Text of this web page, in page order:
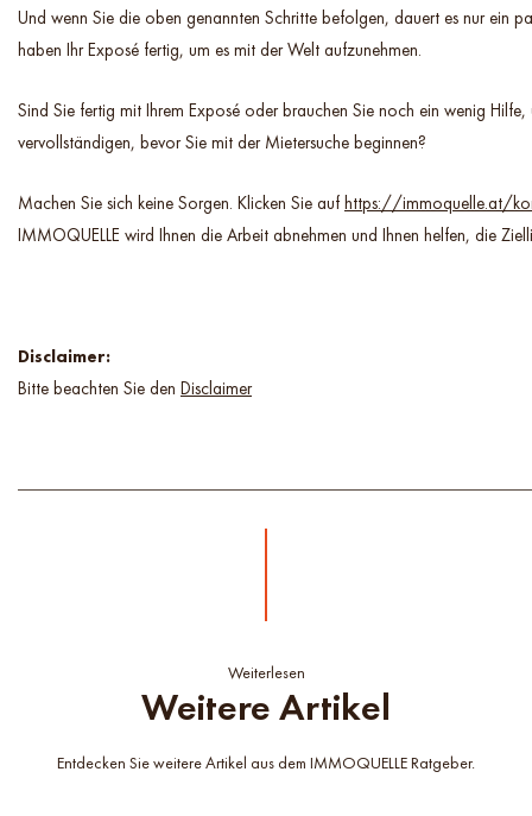
Und wenn Sie die oben genannten Schritte befolgen, dauert es nur ein
haben Ihr Exposé fertig, um es mit der Welt aufzunehmen.
Sind Sie fertig mit Ihrem Exposé oder brauchen Sie noch ein wenig Hilfe,
vervollständigen, bevor Sie mit der Mietersuche beginnen?
Machen Sie sich keine Sorgen. Klicken Sie auf https://immoquelle.at/
IMMOQUELLE wird Ihnen die Arbeit abnehmen und Ihnen helfen, die
Disclaimer:
Bitte beachten Sie den Disclaimer
Weiterlesen
Weitere Artikel
Entdecken Sie weitere Artikel aus dem IMMOQUELLE Ratgeber.